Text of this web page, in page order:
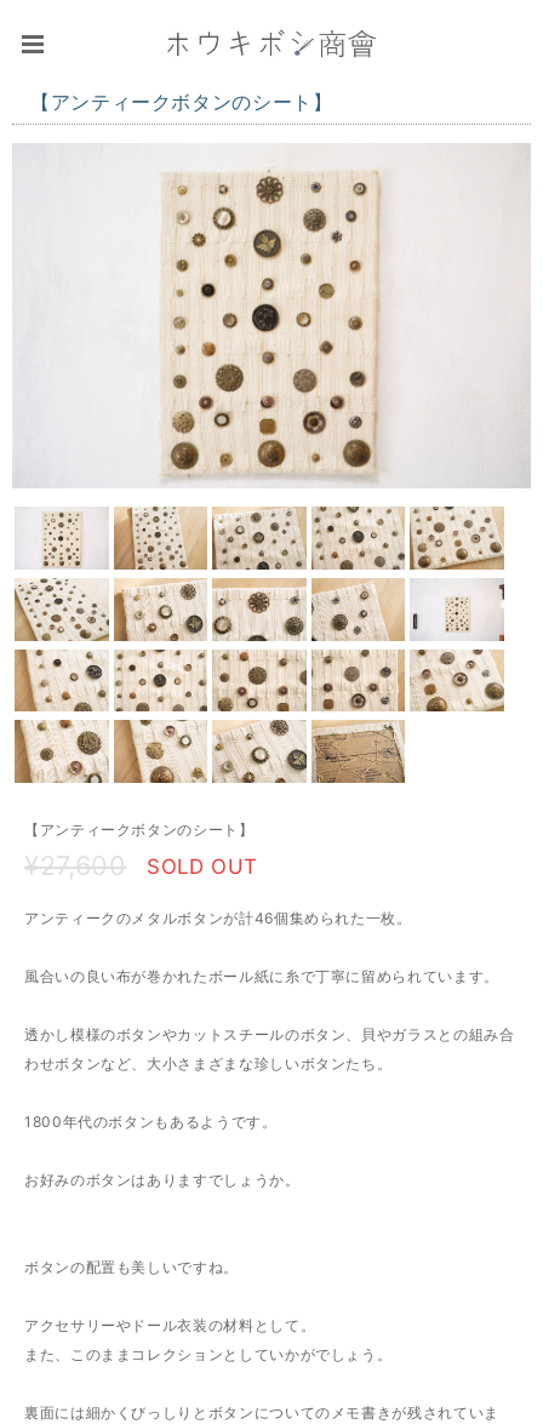
【アンティークボタンのシート】
【アンティークボタンのシート】
¥27,600 SOLD OUT
アンティークのメタルボタンが計46個集められた一枚。
風合いの良い布が巻かれたボール紙に糸で丁寧に留められています。
透かし模様のボタンやカットスチールのボタン、貝やガラスとの組み合
わせボタンなど、大小さまざまな珍しいボタンたち。
1800年代のボタンもあるようです。
お好みのボタンはありますでしょうか。
ボタンの配置も美しいですね。
アクセサリーやドール衣装の材料として。
また、このままコレクションとしていかがでしょう。
裏面には細かくびっしりとボタンについてのメモ書きが残されていま